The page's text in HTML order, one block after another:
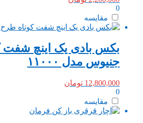
0
مقایسه
بکس بادی یک اینچ شفت
جنیوس مدل ۱۱۰۰۰
12,800,000 تومان
0
مقایسه